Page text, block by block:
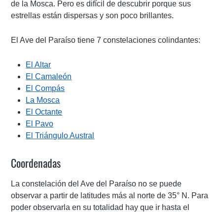
de la Mosca. Pero es difícil de descubrir porque sus
estrellas están dispersas y son poco brillantes.
El Ave del Paraíso tiene 7 constelaciones colindantes:
El Altar
El Camaleón
El Compás
La Mosca
El Octante
El Pavo
El Triángulo Austral
Coordenadas
La constelación del Ave del Paraíso no se puede
observar a partir de latitudes más al norte de 35° N. Para
poder observarla en su totalidad hay que ir hasta el